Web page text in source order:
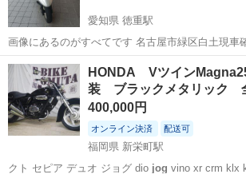
愛知県 徳重駅
画像にあるのがすべてです 名古屋市緑区白土現車確認お願いします 引
き取り限定 ナンバーついてます試乗出来ます 自賠責令和８年10月まで
鍵２本 セルとキック両方ともかかります タイヤバリ山 バッテリー充
電済み...
愛知 名古屋市 ヤマハ
HONDA Vツイン
装 ブラックメタリック
400,000円
オンライン決済 配送可
福岡県 新栄町駅
クト セピア デュオ ジョグ dio jog vino xr crm klx